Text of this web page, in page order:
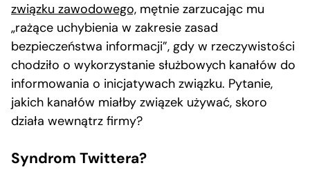
związku zawodowego, mętnie zarzucając mu
„rażące uchybienia w zakresie zasad
bezpieczeństwa informacji”, gdy w rzeczywistości
chodziło o wykorzystanie służbowych kanałów do
informowania o inicjatywach związku. Pytanie,
jakich kanałów miałby związek używać, skoro
działa wewnątrz firmy?
Syndrom Twittera?